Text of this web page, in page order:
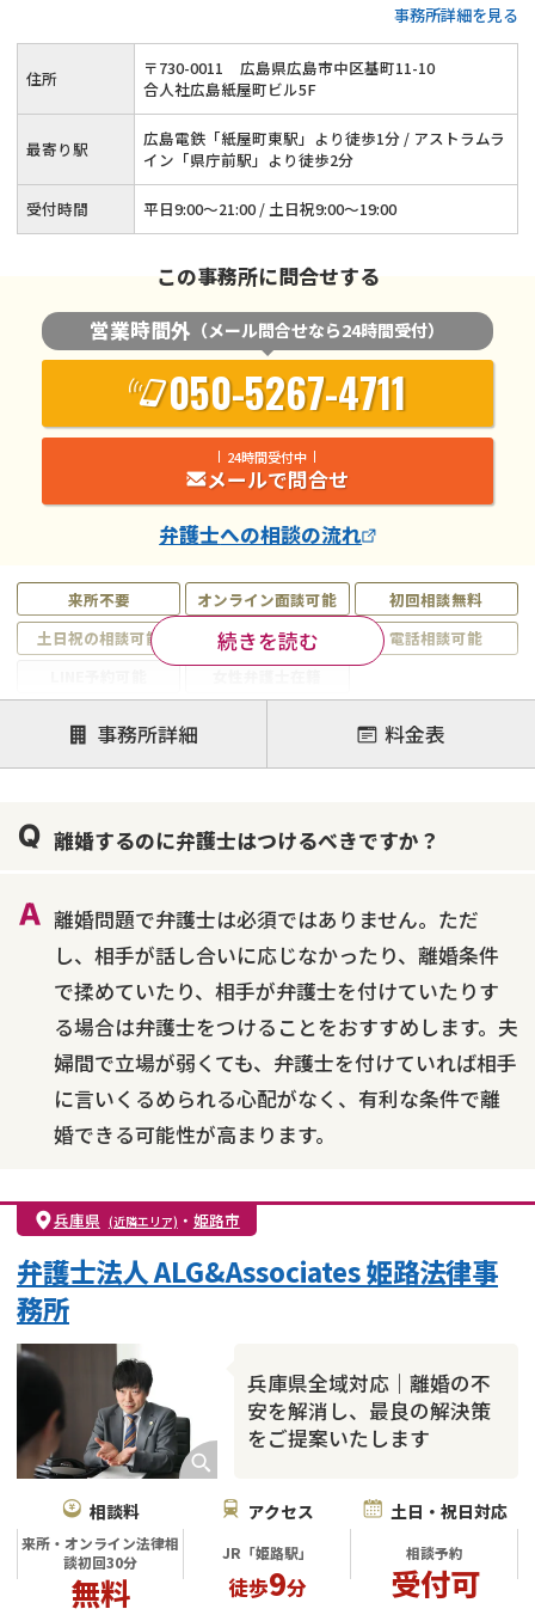
減額交渉にも対応◆オンライン・電話相談も可能事務所詳細を見る
来所不要 オンライン面談可能
初回相談無料
土日祝の相談可能
19時以降電話可能
電話相談可能
注力案件
離婚前相談
離婚調停
離婚裁判
不貞・不倫慰謝料請求
国際離婚
養育費問題
続きを読む
住所 〒730-0011
広島県広島市中区基町11-10
合人社広島紙屋町ビル5F
最寄り駅
広島電鉄「紙屋町東駅」より徒歩1分 / アストラムラ
イン「県庁前駅」より徒歩2分
受付時間 平日9:00～21:00 / 土日祝9:00～19:00
この事務所に問合せする
営業時間外 （メール問合せなら24時間受付）
050-5267-4711
24時間受付中
メールで問合せ
弁護士への相談の流れ
事務所詳細 料金表
離婚するのに弁護士はつけるべきですか？
離婚問題で弁護士は必須ではありません。ただ
し、相手が話し合いに応じなかったり、離婚条件
で揉めていたり、相手が弁護士を付けていたりす
る場合は弁護士をつけることをおすすめします。夫
婦間で立場が弱くても、弁護士を付けていれば相手
に言いくるめられる心配がなく、有利な条件で離
婚できる可能性が高まります。
兵庫県 (近隣エリア) ・ 姫路市
兵庫県全域対応｜離婚の不
安を解消し、最良の解決策
をご提案いたします
弁護士法人 ALG&Associates 姫路法律事
務所
相談料
来所・オンライン法律相
談初回30分
無料
アクセス
JR「姫路駅」
徒歩9分
土日・祝日対応
相談予約
受付可